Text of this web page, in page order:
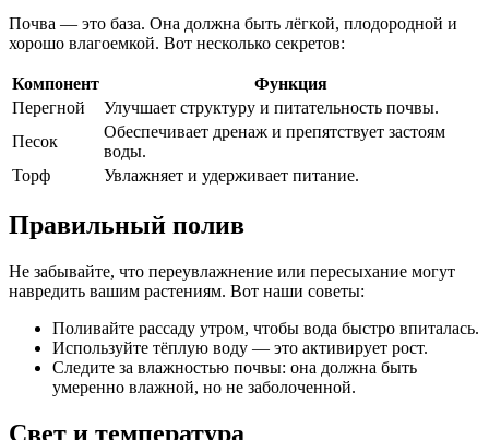
Почва — это база. Она должна быть лёгкой, плодородной и
хорошо влагоемкой. Вот несколько секретов:
Компонент
Функция
Перегной
Улучшает структуру и питательность почвы.
Песок
Обеспечивает дренаж и препятствует застоям
воды.
Торф
Увлажняет и удерживает питание.
Правильный полив
Не забывайте, что переувлажнение или пересыхание могут
навредить вашим растениям. Вот наши советы:
Поливайте рассаду утром, чтобы вода быстро впиталась.
Используйте тёплую воду — это активирует рост.
Следите за влажностью почвы: она должна быть
умеренно влажной, но не заболоченной.
Свет и температура